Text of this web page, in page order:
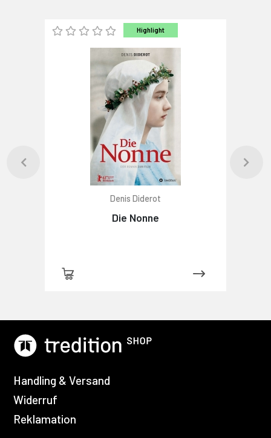
Highlight
Denis Diderot
Die Nonne
Handling & Versand
Widerruf
Reklamation